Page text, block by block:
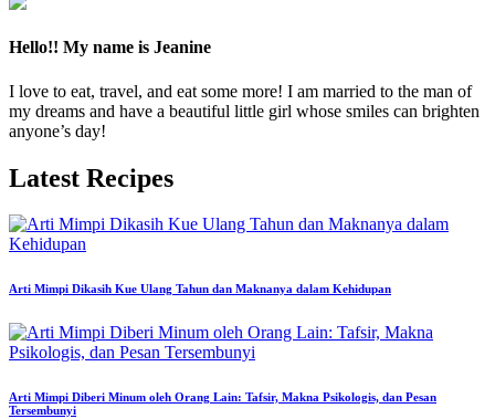
Hello!! My name is Jeanine
I love to eat, travel, and eat some more! I am married to the man of
my dreams and have a beautiful little girl whose smiles can brighten
anyone’s day!
Latest Recipes
Arti Mimpi Dikasih Kue Ulang Tahun dan Maknanya dalam Kehidupan
Arti Mimpi Diberi Minum oleh Orang Lain: Tafsir, Makna Psikologis, dan Pesan
Tersembunyi